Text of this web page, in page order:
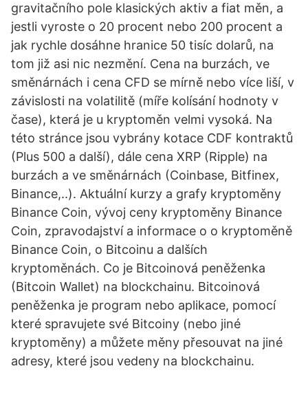
gravitačního pole klasických aktiv a fiat měn, a
jestli vyroste o 20 procent nebo 200 procent a
jak rychle dosáhne hranice 50 tisíc dolarů, na
tom již asi nic nezmění. Cena na burzách, ve
směnárnách i cena CFD se mírně nebo více liší, v
závislosti na volatilitě (míře kolísání hodnoty v
čase), která je u kryptoměn velmi vysoká. Na
této stránce jsou vybrány kotace CDF kontraktů
(Plus 500 a další), dále cena XRP (Ripple) na
burzách a ve směnárnách (Coinbase, Bitfinex,
Binance,..). Aktuální kurzy a grafy kryptoměny
Binance Coin, vývoj ceny kryptoměny Binance
Coin, zpravodajství a informace o o kryptoměně
Binance Coin, o Bitcoinu a dalších
kryptoměnách. Co je Bitcoinová peněženka
(Bitcoin Wallet) na blockchainu. Bitcoinová
peněženka je program nebo aplikace, pomocí
které spravujete své Bitcoiny (nebo jiné
kryptoměny) a můžete měny přesouvat na jiné
adresy, které jsou vedeny na blockchainu.